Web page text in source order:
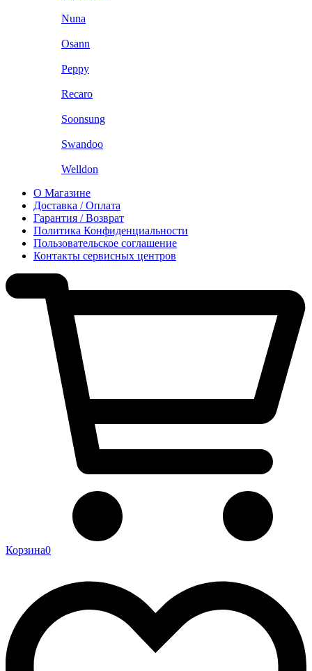
Nuna
Osann
Peppy
Recaro
Soonsung
Swandoo
Welldon
О Магазине
Доставка / Оплата
Гарантия / Возврат
Политика Конфиденциальности
Пользовательское соглашение
Контакты сервисных центров
Корзина0